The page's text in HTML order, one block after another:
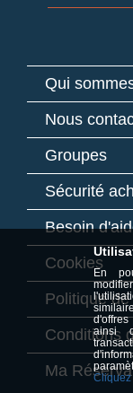
Qui
Nous
Groupes
Sécurité
Besoin
Cookies
Politique
Conditions
Ma
En
ainsi
Cliquez